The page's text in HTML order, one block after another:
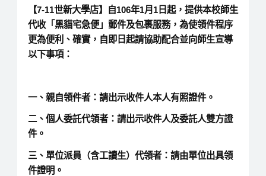
【7-11世新大學店】自106年1月1日起，提供本校師生
代收「黑貓宅急便」郵件及包裹服務，為使領件程序
更為便利、確實，自即日起請協助配合並向師生宣導
以下事項：
一、親自領件者：請出示收件人本人有照證件。
二、個人委託代領者：請出示收件人及委託人雙方證
件。
三、單位派員（含工讀生）代領者：請由單位出具領
件證明 。